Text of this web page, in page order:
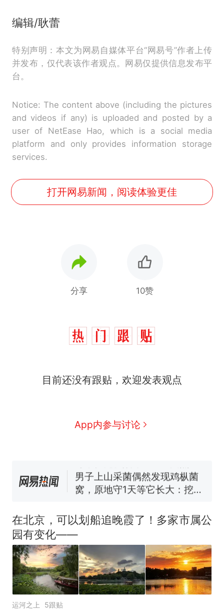
编辑/耿蕾
特别声明：本文为网易自媒体平台“网易号”作者上传
并发布，仅代表该作者观点。网易仅提供信息发布平
台。
Notice: The content above (including the pictures
and videos if any) is uploaded and posted by a
user of NetEase Hao, which is a social media
platform and only provides information storage
services.
打开网易新闻，阅读体验更佳
分享 10赞
目前还没有跟贴，欢迎发表观点
App内参与讨论
新 那个在床头放菜刀的女孩，
因老师一句“跟我回家”改写了
协会回应
男子上山采菌偶然发现鸡枞菌
窝，原地守1天等它长大：挖了
回大海 目击者直呼震惊 （视频
来源：参考消息）
笔试第一被第二名传话劝弃考
热 制裁瓜子饺子，美国怕什
么？
在北京，可以划船追晚霞了！多家市属公
园有变化——
运河之上 5跟贴